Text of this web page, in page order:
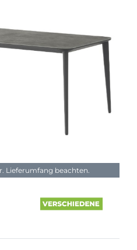
Lieferumfang beachten.